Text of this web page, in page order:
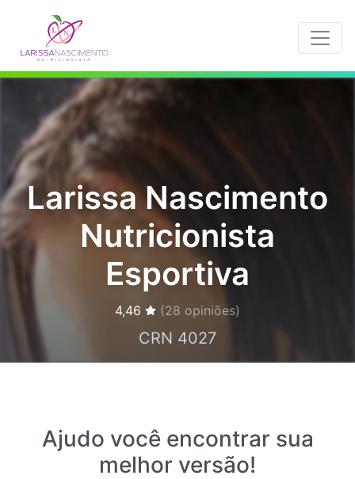
Larissa Nascimento
Nutricionista
Esportiva
4,46 (28 opiniões)
CRN 4027
Ajudo você encontrar sua
melhor versão!